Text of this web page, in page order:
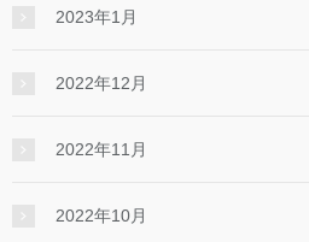
2023年1月
2022年12月
2022年11月
2022年10月